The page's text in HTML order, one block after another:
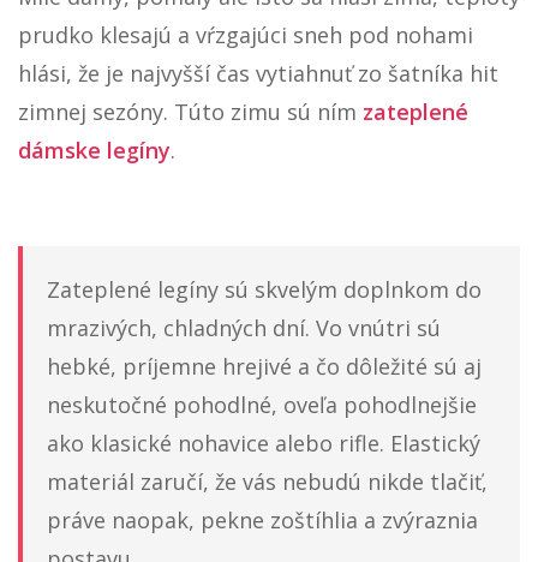
ilé dámy, pomaly ale isto sa hlási zima, teploty
prudko klesajú a vŕzgajúci sneh pod nohami
hlási, že je najvyšší čas vytiahnuť zo šatníka hit
zimnej sezóny. Túto zimu sú ním
zateplené
dámske legíny
Zateplené legíny sú skvelým doplnkom do
mrazivých, chladných dní.
hebké, príjemne hrejivé a čo dôležité sú aj
neskutočné pohodlné, oveľa pohodlnejšie
ako klasické nohavice alebo rifle. Elastický
materiál zaručí, že vás nebudú nikde tlačiť,
práve naopak, pekne zoštíhlia a zvýraznia